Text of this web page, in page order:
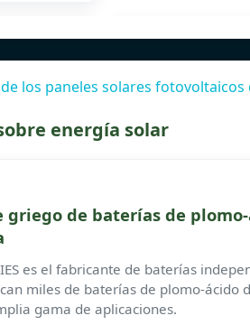
los paneles solares
energía solar
griego de baterías de
es el fabricante de baterías
miles de baterías de plomo-ácido
gama de aplicaciones.